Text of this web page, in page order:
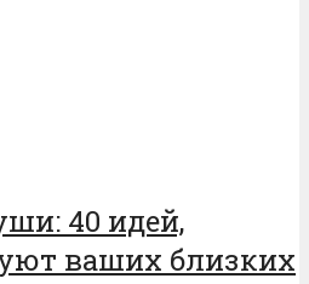
40 идей,
ваших близких